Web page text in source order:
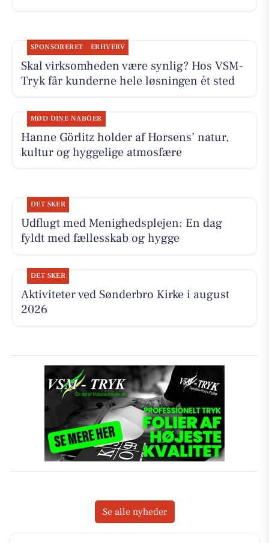
SPONSORERET ERHVERV
Skal virksomheden være synlig? Hos VSM-
Tryk får kunderne hele løsningen ét sted
MØD DINE NABOER
Hanne Görlitz holder af Horsens’ natur,
kultur og hyggelige atmosfære
DET SKER
Udflugt med Menighedsplejen: En dag
fyldt med fællesskab og hygge
DET SKER
Aktiviteter ved Sønderbro Kirke i august
2026
Se alle nyheder